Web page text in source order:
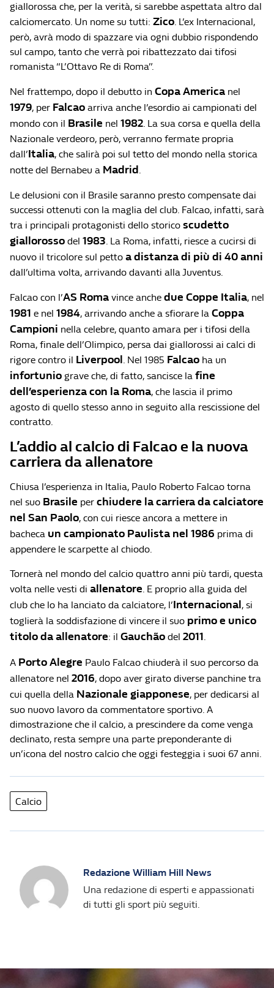
giallorossa che, per la verità, si sarebbe aspettata altro dal
calciomercato. Un nome su tutti: Zico. L’ex Internacional,
però, avrà modo di spazzare via ogni dubbio rispondendo
sul campo, tanto che verrà poi ribattezzato dai tifosi
romanista “L’Ottavo Re di Roma”.
Nel frattempo, dopo il debutto in Copa America nel
1979, per Falcao arriva anche l’esordio ai campionati del
mondo con il Brasile nel 1982. La sua corsa e quella della
Nazionale verdeoro, però, verranno fermate propria
dall’Italia, che salirà poi sul tetto del mondo nella storica
notte del Bernabeu a Madrid .
Le delusioni con il Brasile saranno presto compensate dai
successi ottenuti con la maglia del club. Falcao, infatti, sarà
tra i principali protagonisti dello storico scudetto
giallorosso del 1983. La Roma, infatti, riesce a cucirsi di
nuovo il tricolore sul petto a distanza di più di 40 anni
dall’ultima volta, arrivando davanti alla Juventus.
Falcao con l’AS Roma vince anche due Coppe Italia, nel
1981 e nel 1984, arrivando anche a sfiorare la Coppa
Campioni nella celebre, quanto amara per i tifosi della
Roma, finale dell’Olimpico, persa dai giallorossi ai calci di
rigore contro il Liverpool . Nel 1985 Falcao ha un
infortunio grave che, di fatto, sancisce la fine
dell’esperienza con la Roma, che lascia il primo
agosto di quello stesso anno in seguito alla rescissione del
contratto.
L’addio al calcio di Falcao e la nuova
carriera da allenatore
Chiusa l’esperienza in Italia, Paulo Roberto Falcao torna
nel suo Brasile per chiudere la carriera da calciatore
nel San Paolo, con cui riesce ancora a mettere in
bacheca un campionato Paulista nel 1986 prima di
appendere le scarpette al chiodo.
Tornerà nel mondo del calcio quattro anni più tardi, questa
volta nelle vesti di allenatore. E proprio alla guida del
club che lo ha lanciato da calciatore, l’Internacional , si
toglierà la soddisfazione di vincere il suo primo e unico
titolo da allenatore: il Gauchão del 2011.
A Porto Alegre Paulo Falcao chiuderà il suo percorso da
allenatore nel 2016, dopo aver girato diverse panchine tra
cui quella della Nazionale giapponese, per dedicarsi al
suo nuovo lavoro da commentatore sportivo. A
dimostrazione che il calcio, a prescindere da come venga
declinato, resta sempre una parte preponderante di
un’icona del nostro calcio che oggi festeggia i suoi 67 anni.
Calcio
Redazione William Hill News
Una redazione di esperti e appassionati
di tutti gli sport più seguiti.